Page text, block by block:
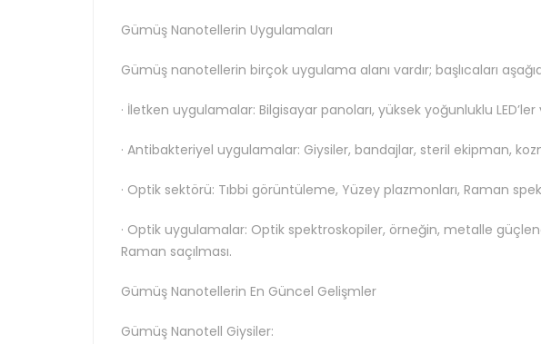
Gümüş Nanotellerin Uygulamaları
Gümüş nanotellerin birçok uygulama alanı vardır; başlıcaları
· İletken uygulamalar: Bilgisayar panoları, yüksek yoğunluklu
· Antibakteriyel uygulamalar: Giysiler, bandajlar, steril ekipman,
· Optik sektörü: Tıbbi görüntüleme, Yüzey plazmonları, Raman
· Optik uygulamalar: Optik spektroskopiler, örneğin, metalle
Raman saçılması.
Gümüş Nanotellerin En Güncel Gelişmler
Gümüş Nanotell Giysiler: